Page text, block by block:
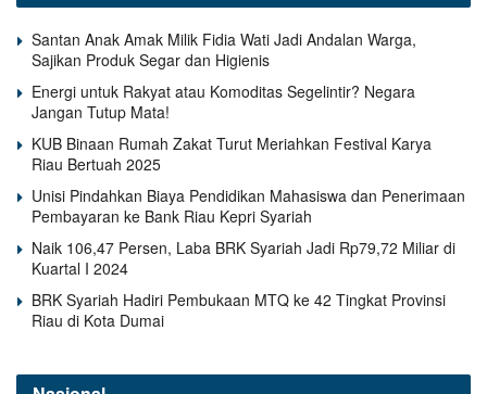
Santan Anak Amak Milik Fidia Wati Jadi Andalan Warga,
Sajikan Produk Segar dan Higienis
Energi untuk Rakyat atau Komoditas Segelintir? Negara
Jangan Tutup Mata!
KUB Binaan Rumah Zakat Turut Meriahkan Festival Karya
Riau Bertuah 2025
Unisi Pindahkan Biaya Pendidikan Mahasiswa dan Penerimaan
Pembayaran ke Bank Riau Kepri Syariah
Naik 106,47 Persen, Laba BRK Syariah Jadi Rp79,72 Miliar di
Kuartal I 2024
BRK Syariah Hadiri Pembukaan MTQ ke 42 Tingkat Provinsi
Riau di Kota Dumai